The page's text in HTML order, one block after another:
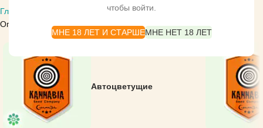
чтобы войти.
МНЕ 18 ЛЕТ И СТАРШЕМНЕ НЕТ 18 ЛЕТ
Главная СЕМЕНА КОНОПЛИ СЕМЕНА KANNABIA
Ограниченная серия
Автоцветущие